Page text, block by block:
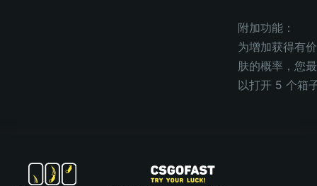
附加功能：
为增加获得有
肤的概率，您
以打开 5 个箱